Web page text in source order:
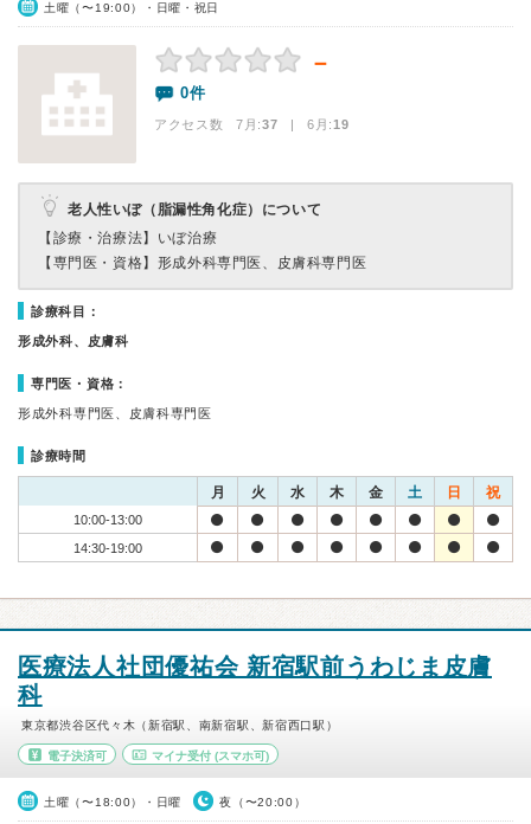
土曜（〜19:00）・日曜・祝日
－
0件
アクセス数 7月:37 | 6月:19
老人性いぼ（脂漏性角化症）について
【診療・治療法】 いぼ治療
【専門医・資格】 形成外科専門医、皮膚科専門医
診療科目：
形成外科、皮膚科
専門医・資格：
形成外科専門医、皮膚科専門医
診療時間
月 火 水 木 金 土 日 祝
10:00-13:00
14:30-19:00
医療法人社団優祐会 新宿駅前うわじま皮膚
科
東京都渋谷区代々木（新宿駅、南新宿駅、新宿西口駅）
電子決済可 マイナ受付(スマホ可)
土曜（〜18:00）・日曜 夜（〜20:00）